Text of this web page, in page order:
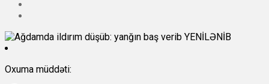
Oxuma müddəti: